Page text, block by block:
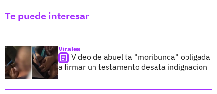
Te puede interesar
Virales
Video de abuelita "moribunda" obligada
a firmar un testamento desata indignación